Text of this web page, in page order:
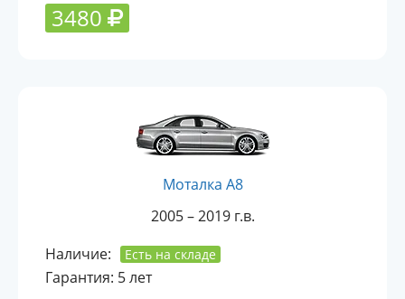
3480
Моталка A8
2005 – 2019 г.в.
Наличие:
Есть на складе
Гарантия: 5 лет